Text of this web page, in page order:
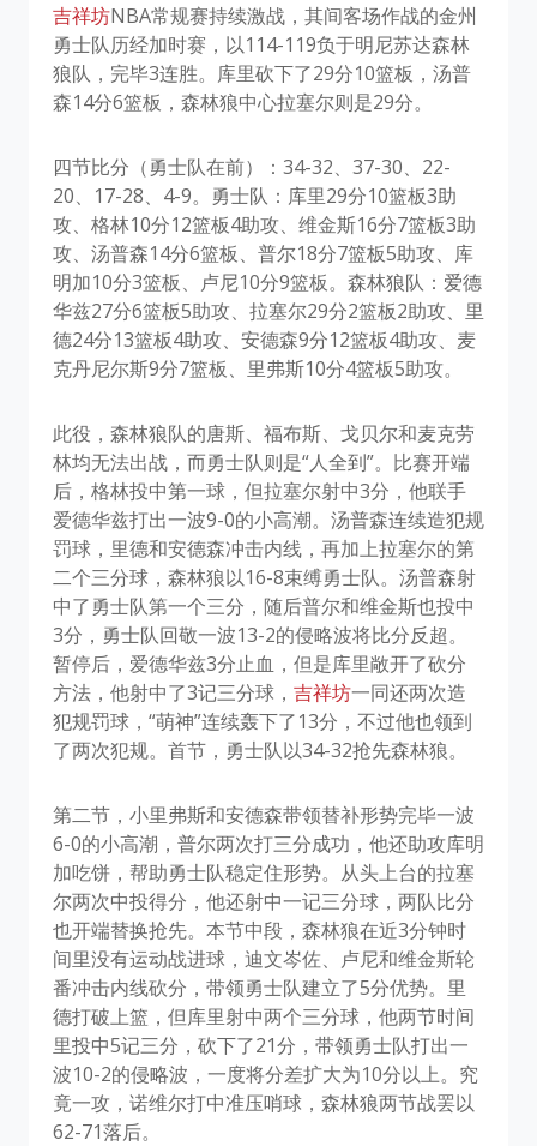
吉祥坊NBA常规赛持续激战，其间客场作战的金州
勇士队历经加时赛，以114-119负于明尼苏达森林
狼队，完毕3连胜。库里砍下了29分10篮板，汤普
森14分6篮板，森林狼中心拉塞尔则是29分。
四节比分（勇士队在前）：34-32、37-30、22-
20、17-28、4-9。勇士队：库里29分10篮板3助
攻、格林10分12篮板4助攻、维金斯16分7篮板3助
攻、汤普森14分6篮板、普尔18分7篮板5助攻、库
明加10分3篮板、卢尼10分9篮板。森林狼队：爱德
华兹27分6篮板5助攻、拉塞尔29分2篮板2助攻、里
德24分13篮板4助攻、安德森9分12篮板4助攻、麦
克丹尼尔斯9分7篮板、里弗斯10分4篮板5助攻。
此役，森林狼队的唐斯、福布斯、戈贝尔和麦克劳
林均无法出战，而勇士队则是“人全到”。比赛开端
后，格林投中第一球，但拉塞尔射中3分，他联手
爱德华兹打出一波9-0的小高潮。汤普森连续造犯规
罚球，里德和安德森冲击内线，再加上拉塞尔的第
二个三分球，森林狼以16-8束缚勇士队。汤普森射
中了勇士队第一个三分，随后普尔和维金斯也投中
3分，勇士队回敬一波13-2的侵略波将比分反超。
暂停后，爱德华兹3分止血，但是库里敞开了砍分
方法，他射中了3记三分球， 吉祥坊一同还两次造
犯规罚球，“萌神”连续轰下了13分，不过他也领到
了两次犯规。首节，勇士队以34-32抢先森林狼。
第二节，小里弗斯和安德森带领替补形势完毕一波
6-0的小高潮，普尔两次打三分成功，他还助攻库明
加吃饼，帮助勇士队稳定住形势。从头上台的拉塞
尔两次中投得分，他还射中一记三分球，两队比分
也开端替换抢先。本节中段，森林狼在近3分钟时
间里没有运动战进球，迪文岑佐、卢尼和维金斯轮
番冲击内线砍分，带领勇士队建立了5分优势。里
德打破上篮，但库里射中两个三分球，他两节时间
里投中5记三分，砍下了21分，带领勇士队打出一
波10-2的侵略波，一度将分差扩大为10分以上。究
竟一攻，诺维尔打中准压哨球，森林狼两节战罢以
62-71落后。